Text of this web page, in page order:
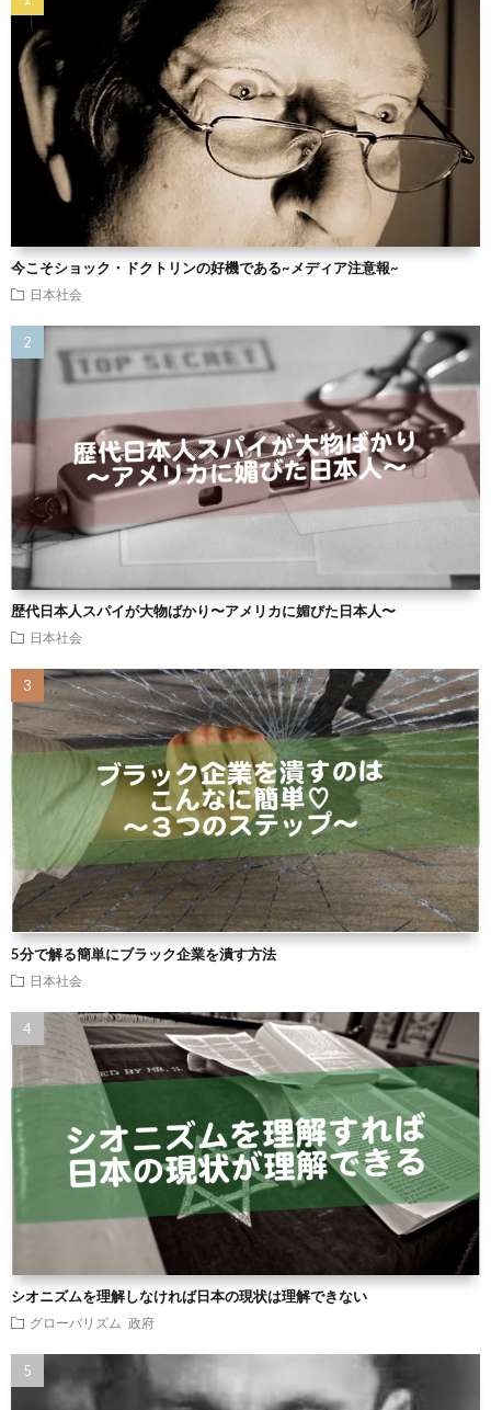
今こそショック・ドクトリンの好機である~メディア注意報~
日本社会
歴代日本人スパイが大物ばかり〜アメリカに媚びた日本人〜
日本社会
5分で解る簡単にブラック企業を潰す方法
日本社会
シオニズムを理解しなければ日本の現状は理解できない
グローバリズム 政府